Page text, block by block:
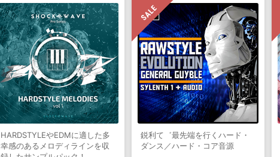
HARDSTYLEやEDMに適した多
幸感のあるメロディラインを収
鋭利て゛最先端を行くハード・
ダンス／ハード・コア音源